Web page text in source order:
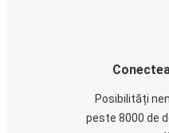
Posibilități
peste 8000 de